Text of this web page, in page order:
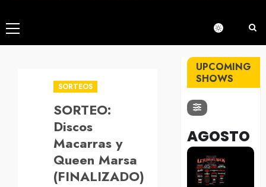
Menú
principal
SORTEOS
SORTEO:
Discos
Macarras y
Queen Marsa
(FINALIZADO)
UPCOMING
SHOWS
AGOSTO